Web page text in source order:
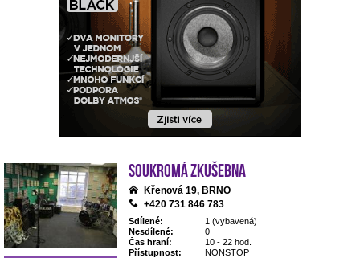
Soukromá zkušebna
Křenová 19, BRNO
+420 731 846 783
Sdílené:
1 (vybavená)
Nesdílené:
0
Čas hraní:
10 - 22 hod.
Přístupnost:
NONSTOP